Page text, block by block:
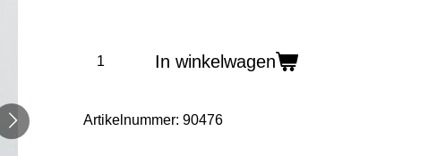
In winkelwagen
Artikelnummer: 90476